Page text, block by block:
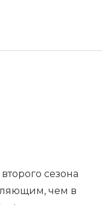
сезона
чем в